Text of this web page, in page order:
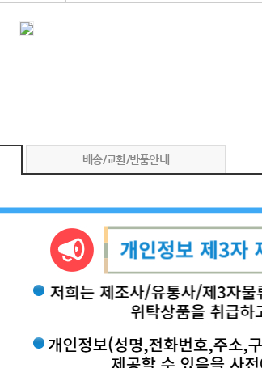
배송/교환/반품안내